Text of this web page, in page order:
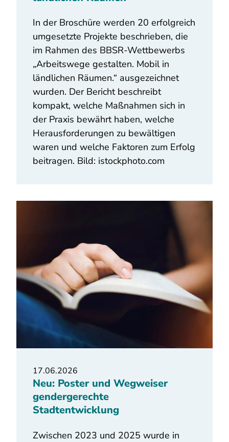
In der Broschüre werden 20 erfolgreich
umgesetzte Projekte beschrieben, die
im Rahmen des BBSR-Wettbewerbs
„Arbeitswege gestalten. Mobil in
ländlichen Räumen.“ ausgezeichnet
wurden. Der Bericht beschreibt
kompakt, welche Maßnahmen sich in
der Praxis bewährt haben, welche
Herausforderungen zu bewältigen
waren und welche Faktoren zum Erfolg
beitragen. Bild: istockphoto.com
17.06.2026
Neu: Poster und Wegweiser
gendergerechte
Stadtentwicklung
Zwischen 2023 und 2025 wurde in